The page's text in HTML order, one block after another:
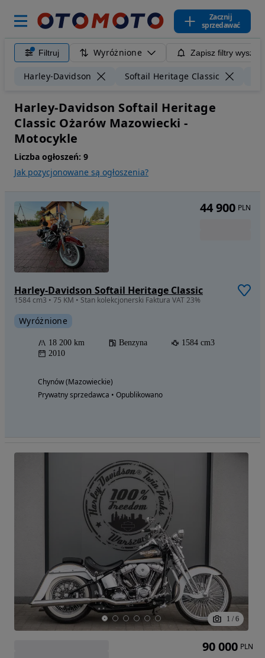
Zacznij
sprzedawać
Filtruj Wyróżnione Zapisz filtry
Harley-Davidson Softail Heritage Classic
Harley-Davidson Softail Heritage
Classic Ożarów Mazowiecki -
Motocykle
Liczba ogłoszeń: 9
Jak pozycjonowane są ogłoszenia?
Harley-Davidson Softail Heritage Classic
1584 cm3 • 75 KM • Stan kolekcjonerski Faktura VAT 23%
Wyróżnione
18 200 km Benzyna
1584 cm3
2010
Chynów (Mazowieckie)
Prywatny sprzedawca • Opublikowano
44 900 PLN
1 / 6
90 000 PLN